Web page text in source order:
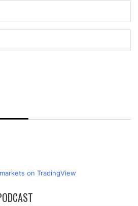
on TradingView